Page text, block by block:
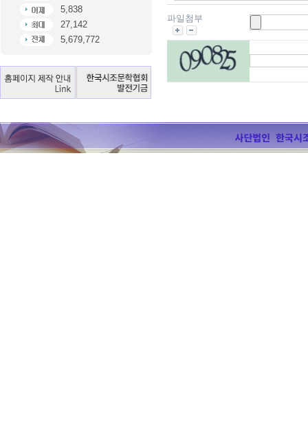
5,838
27,142
5,679,772
파일첨부